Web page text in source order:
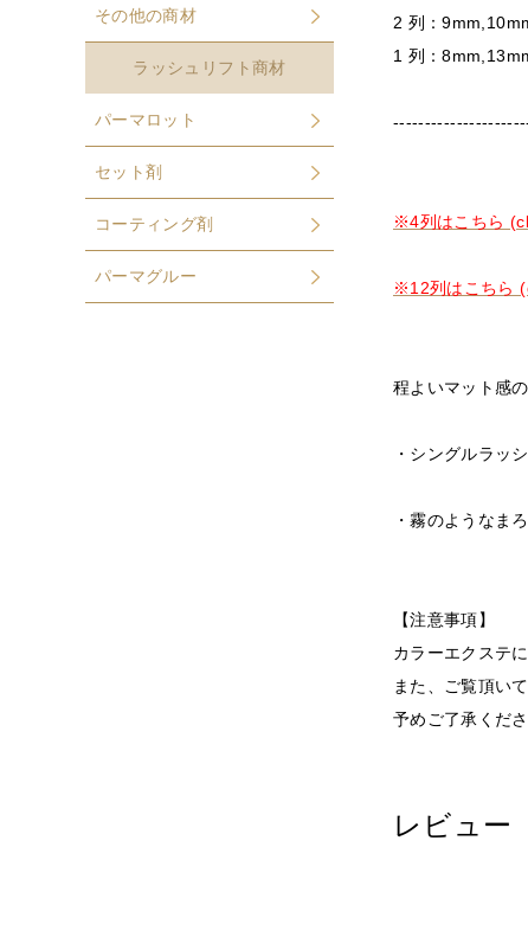
2 列：
1 列：
※4列はこちら
※12列はこちら
程よいマット感
・シングルラッ
・霧のようなま
【注意事項】
カラーエクステ
また、ご覧頂い
予めご了承くださ
レビュー
その他の商材
ラッシュリフト商材
パーマロット
セット剤
コーティング剤
パーマグルー